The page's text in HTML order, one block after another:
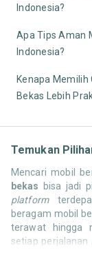
Indonesia?
Apa Tips Aman
Indonesia?
Kenapa Memilih
Bekas Lebih
Temukan
Mencari mobil
bekas bisa jadi
platform
beragam mobil
terawat hingga
setiap